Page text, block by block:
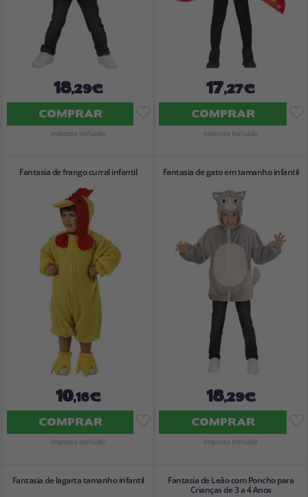
18,29€
COMPRAR
Imposto Incluído
17,27€
COMPRAR
Imposto Incluído
Fantasia de frango curral infantil
10,16€
COMPRAR
Imposto Incluído
Fantasia de gato em tamanho infantil
18,29€
COMPRAR
Imposto Incluído
Fantasia de lagarta tamanho infantil
Fantasia de Leão com Poncho para
Crianças de 3 a 4 Anos